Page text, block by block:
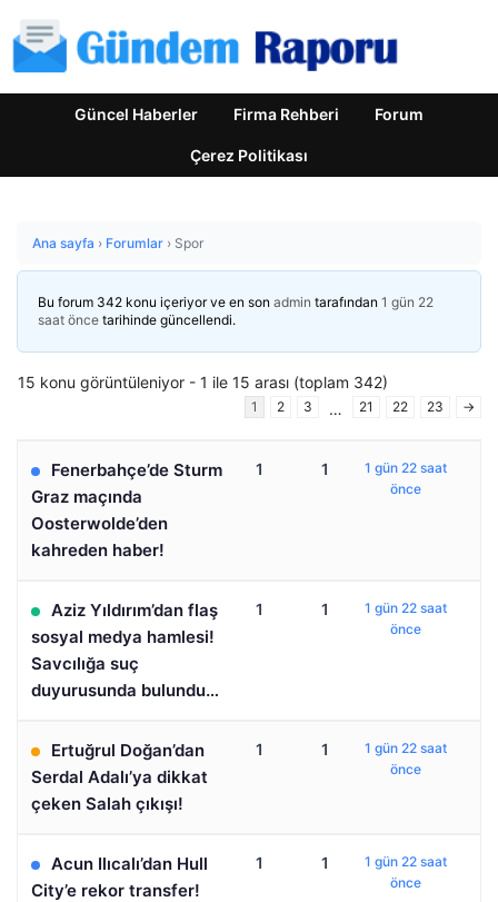
Güncel Haberler Firma Rehberi Forum
Çerez Politikası
Ana sayfa › Forumlar › Spor
Bu forum 342 konu içeriyor ve en son admin tarafından 1 gün 22
saat önce tarihinde güncellendi.
15 konu görüntüleniyor - 1 ile 15 arası (toplam 342)
1 2 3 … 21 22 23 →
Fenerbahçe’de Sturm
Graz maçında
Oosterwolde’den
kahreden haber!
1 1
1 gün 22 saat
önce
Aziz Yıldırım’dan flaş
sosyal medya hamlesi!
Savcılığa suç
duyurusunda bulundu…
1 1
1 gün 22 saat
önce
Ertuğrul Doğan’dan
Serdal Adalı’ya dikkat
çeken Salah çıkışı!
1 1
1 gün 22 saat
önce
Acun Ilıcalı’dan Hull
City’e rekor transfer!
1 1
1 gün 22 saat
önce